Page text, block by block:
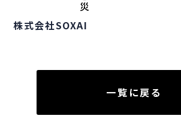
株式会社SOXAI
一覧に戻る